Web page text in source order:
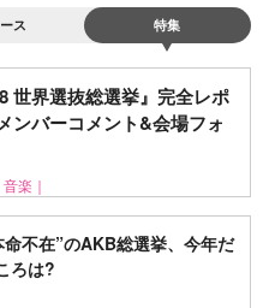
ス 特集
世界選抜総選挙』完全レポ
ンバーコメント&会場フォ
音楽｜
不在”のAKB総選挙、今年だ
ろは?